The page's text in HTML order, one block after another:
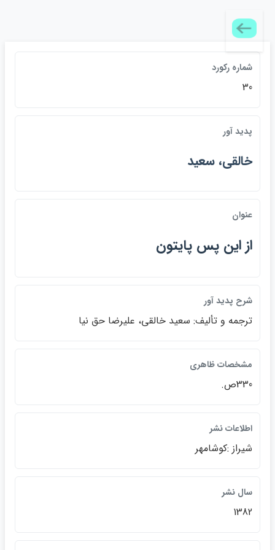
شماره ركورد
30
پديد آور
خالقي، سعيد
عنوان
از اين پس پايتون
شرح پديد آور
ترجمه و تأليف: سعيد خالقي، عليرضا حق نيا
مشخصات ظاهري
330ص.
اطلاعات نشر
شيراز :كوشامهر
سال نشر
1382